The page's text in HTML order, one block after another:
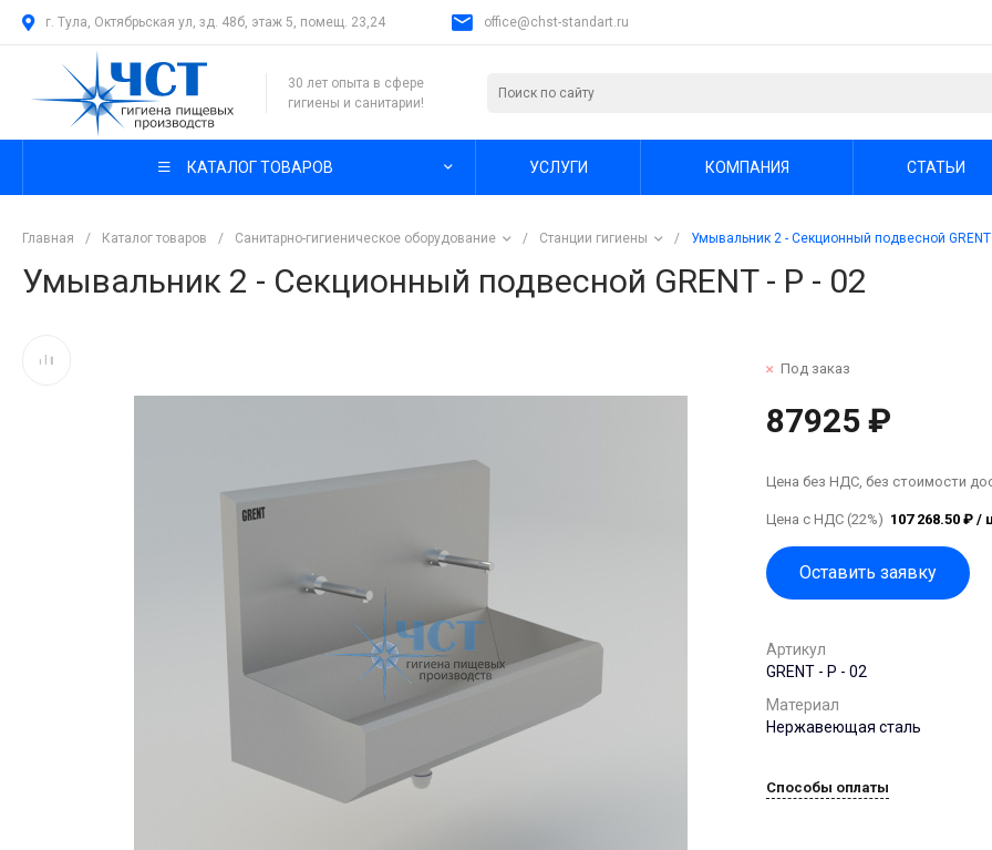
г. Тула, Октябрьская ул, зд. 48б, этаж 5, помещ. 23,24 office@chst-standart.ru
30 лет опыта в сфере
гигиены и санитарии!
КАТАЛОГ ТОВАРОВ УСЛУГИ КОМПАНИЯ СТАТЬИ
Главная / Каталог товаров / Санитарно-гигиеническое оборудование / Станции гигиены / Умывальник 2 - Секционный подвесной GRENT
Умывальник 2 - Секционный подвесной GRENT - P - 02
Под заказ
87925 ₽
Цена без НДС, без стоимости
Цена с НДС (22%) 107 268.50 ₽ /
Оставить заявку
Артикул
GRENT - P - 02
Материал
Нержавеющая сталь
Способы оплаты